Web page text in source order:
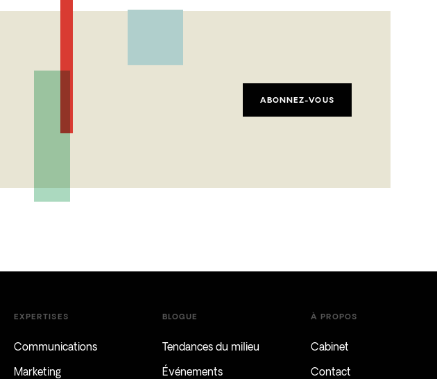
ABONNEZ-VOUS
EXPERTISES
Communications
Marketing
BLOGUE
Tendances du milieu
Événements
À PROPOS
Cabinet
Contact